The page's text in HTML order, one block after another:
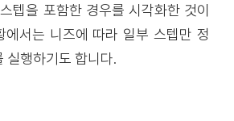
텝을 포함한 경우를 시각화한 것이
서는 니즈에 따라 일부 스텝만 정
실행하기도 합니다.